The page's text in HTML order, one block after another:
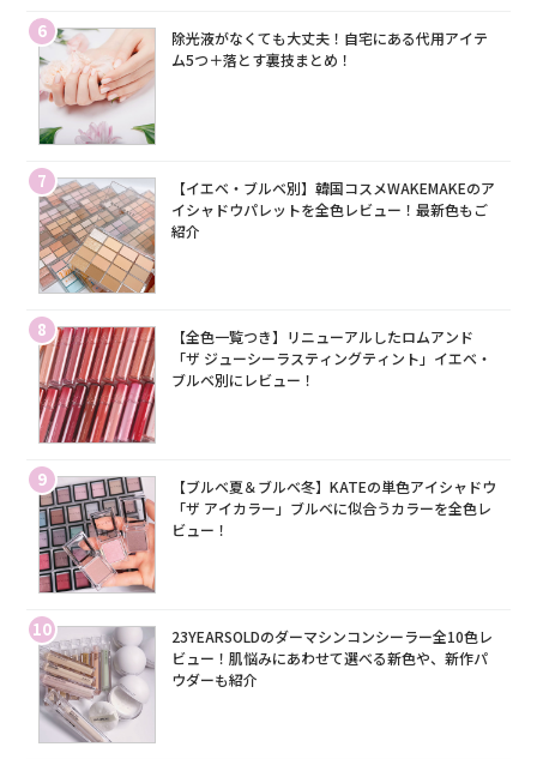
6
除光液がなくても大丈夫！自宅にある代用アイテ
ム5つ＋落とす裏技まとめ！
7
【イエベ・ブルベ別】韓国コスメWAKEMAKEのア
イシャドウパレットを全色レビュー！最新色もご
紹介
8
【全色一覧つき】リニューアルしたロムアンド
「ザ ジューシーラスティングティント」イエベ・
ブルベ別にレビュー！
9
【ブルベ夏＆ブルベ冬】KATEの単色アイシャドウ
「ザ アイカラー」ブルベに似合うカラーを全色レ
ビュー！
10
23YEARSOLDのダーマシンコンシーラー全10色レ
ビュー！肌悩みにあわせて選べる新色や、新作パ
ウダーも紹介